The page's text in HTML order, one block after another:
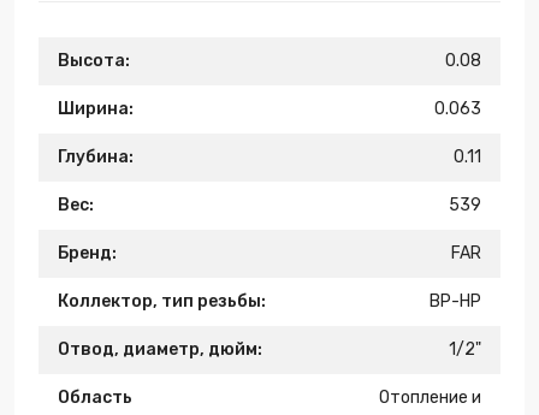
Высота: 0.08
Ширина: 0.063
Глубина: 0.11
Вес: 539
Бренд: FAR
Коллектор, тип резьбы: ВР-НР
Отвод, диаметр, дюйм: 1/2"
Область
Отопление и